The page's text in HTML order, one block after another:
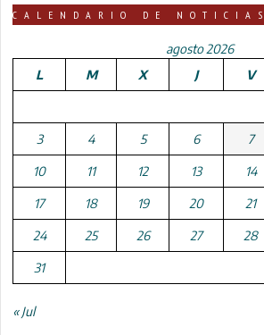
CALENDARIO DE NOTICIAS
agosto 2026
L
M X J V
3 4 5 6 7
10 11 12 13 14
17 18 19 20 21
24 25 26 27 28
31
« Jul